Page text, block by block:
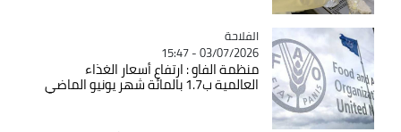
Catégorie
الفلاحة
03/07/2026 - 15:47
منظمة الفاو : ارتفاع أسعار الغذاء
العالمية ب1.7 بالمائة شهر يونيو الماضي